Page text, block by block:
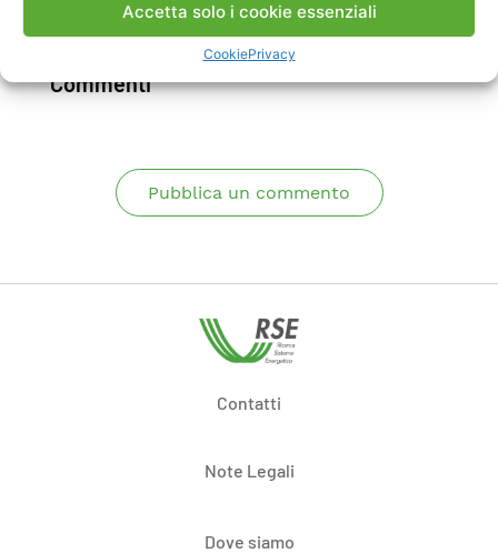
Accetta solo i cookie essenziali
CookiePrivacy
Scarica Rapporto
Commenti
Pubblica un commento
Contatti
Note Legali
Dove siamo